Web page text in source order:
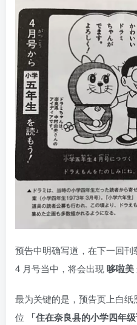
预告中明确写道，在下一回刊
4 月号当中，将会出现哆啦美
最为关键的是，预告页上白纸
位
「住在奈良县的小学四年